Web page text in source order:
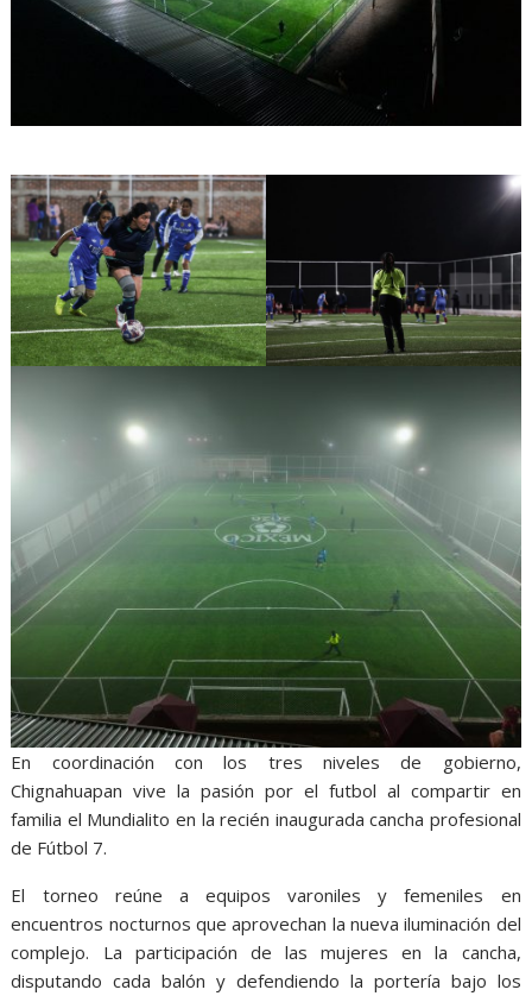
En coordinación con los tres niveles de gobierno,
Chignahuapan vive la pasión por el futbol al compartir en
familia el Mundialito en la recién inaugurada cancha profesional
de Fútbol 7.
El torneo reúne a equipos varoniles y femeniles en
encuentros nocturnos que aprovechan la nueva iluminación del
complejo. La participación de las mujeres en la cancha,
disputando cada balón y defendiendo la portería bajo los